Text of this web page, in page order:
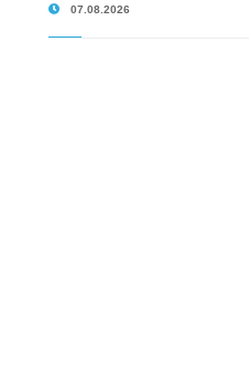
07.08.2026